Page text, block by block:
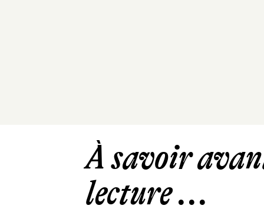
À savoir
lecture ...